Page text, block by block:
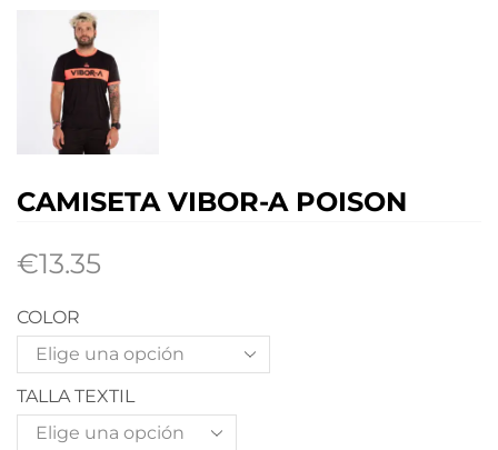
CAMISETA VIBOR-A POISON
€13.35
COLOR
TALLA TEXTIL